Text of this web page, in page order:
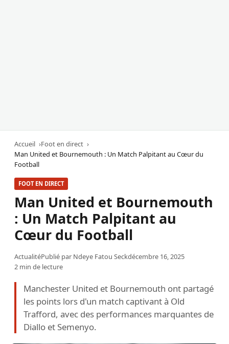
Accueil
Foot en direct
Man United et Bournemouth : Un Match Palpitant au Cœur du
Football
FOOT EN DIRECT
Man United et Bournemouth
: Un Match Palpitant au
Cœur du Football
ActualitéPublié par Ndeye Fatou Seckdécembre 16, 2025
2 min de lecture
Manchester United et Bournemouth ont partagé
les points lors d'un match captivant à Old
Trafford, avec des performances marquantes de
Diallo et Semenyo.